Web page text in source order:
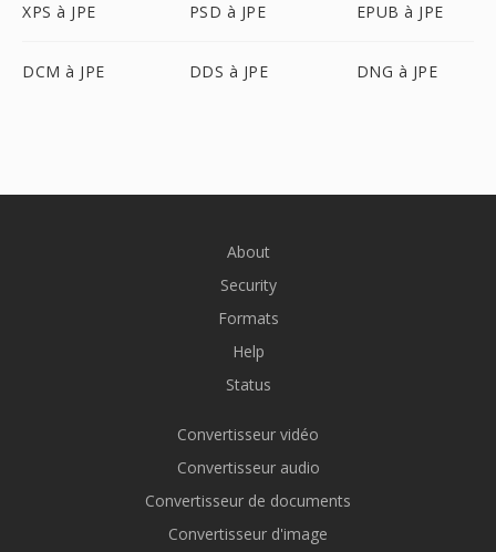
XPS à JPE PSD à JPE EPUB à JPE
DCM à JPE DDS à JPE DNG à JPE
About
Security
Formats
Help
Status
Convertisseur vidéo
Convertisseur audio
Convertisseur de documents
Convertisseur d'image